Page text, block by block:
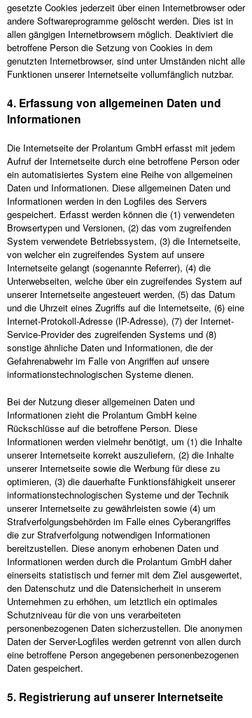
gesetzte Cookies jederzeit über einen Internetbrowser oder
andere Softwareprogramme gelöscht werden. Dies ist in
allen gängigen Internetbrowsern möglich. Deaktiviert die
betroffene Person die Setzung von Cookies in dem
genutzten Internetbrowser, sind unter Umständen nicht alle
Funktionen unserer Internetseite vollumfänglich nutzbar.
4. Erfassung von allgemeinen Daten und
Informationen
Die Internetseite der Prolantum GmbH erfasst mit jedem
Aufruf der Internetseite durch eine betroffene Person oder
ein automatisiertes System eine Reihe von allgemeinen
Daten und Informationen. Diese allgemeinen Daten und
Informationen werden in den Logfiles des Servers
gespeichert. Erfasst werden können die (1) verwendeten
Browsertypen und Versionen, (2) das vom zugreifenden
System verwendete Betriebssystem, (3) die Internetseite,
von welcher ein zugreifendes System auf unsere
Internetseite gelangt (sogenannte Referrer), (4) die
Unterwebseiten, welche über ein zugreifendes System auf
unserer Internetseite angesteuert werden, (5) das Datum
und die Uhrzeit eines Zugriffs auf die Internetseite, (6) eine
Internet-Protokoll-Adresse (IP-Adresse), (7) der Internet-
Service-Provider des zugreifenden Systems und (8)
sonstige ähnliche Daten und Informationen, die der
Gefahrenabwehr im Falle von Angriffen auf unsere
informationstechnologischen Systeme dienen.
Bei der Nutzung dieser allgemeinen Daten und
Informationen zieht die Prolantum GmbH keine
Rückschlüsse auf die betroffene Person. Diese
Informationen werden vielmehr benötigt, um (1) die Inhalte
unserer Internetseite korrekt auszuliefern, (2) die Inhalte
unserer Internetseite sowie die Werbung für diese zu
optimieren, (3) die dauerhafte Funktionsfähigkeit unserer
informationstechnologischen Systeme und der Technik
unserer Internetseite zu gewährleisten sowie (4) um
Strafverfolgungsbehörden im Falle eines Cyberangriffes
die zur Strafverfolgung notwendigen Informationen
bereitzustellen. Diese anonym erhobenen Daten und
Informationen werden durch die Prolantum GmbH daher
einerseits statistisch und ferner mit dem Ziel ausgewertet,
den Datenschutz und die Datensicherheit in unserem
Unternehmen zu erhöhen, um letztlich ein optimales
Schutzniveau für die von uns verarbeiteten
personenbezogenen Daten sicherzustellen. Die anonymen
Daten der Server-Logfiles werden getrennt von allen durch
eine betroffene Person angegebenen personenbezogenen
Daten gespeichert.
5. Registrierung auf unserer Internetseite